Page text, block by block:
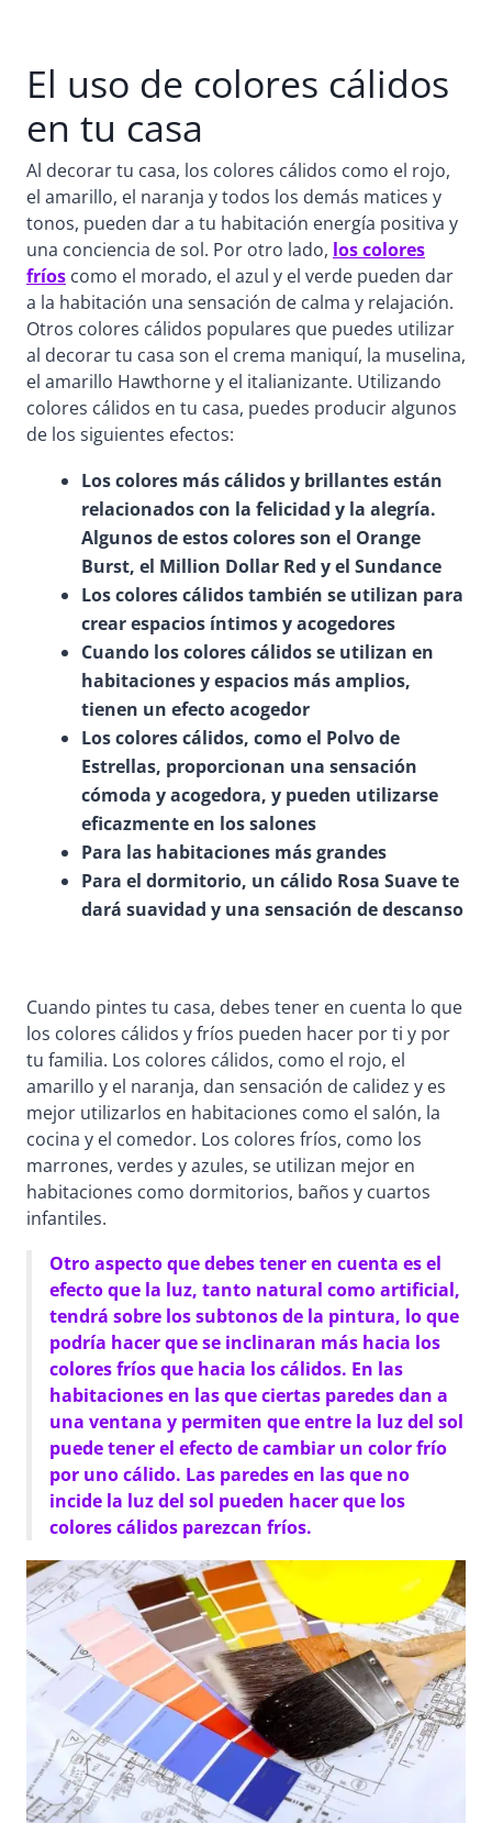
El uso de colores cálidos
en tu casa
Al decorar tu casa, los colores cálidos como el rojo,
el amarillo, el naranja y todos los demás matices y
tonos, pueden dar a tu habitación energía positiva y
una conciencia de sol. Por otro lado, los colores
fríos como el morado, el azul y el verde pueden dar
a la habitación una sensación de calma y relajación.
Otros colores cálidos populares que puedes utilizar
al decorar tu casa son el crema maniquí, la muselina,
el amarillo Hawthorne y el italianizante. Utilizando
colores cálidos en tu casa, puedes producir algunos
de los siguientes efectos:
Los colores más cálidos y brillantes están
relacionados con la felicidad y la alegría.
Algunos de estos colores son el Orange
Burst, el Million Dollar Red y el Sundance
Los colores cálidos también se utilizan para
crear espacios íntimos y acogedores
Cuando los colores cálidos se utilizan en
habitaciones y espacios más amplios,
tienen un efecto acogedor
Los colores cálidos, como el Polvo de
Estrellas, proporcionan una sensación
cómoda y acogedora, y pueden utilizarse
eficazmente en los salones
Para las habitaciones más grandes
Para el dormitorio, un cálido Rosa Suave te
dará suavidad y una sensación de descanso
Cuando pintes tu casa, debes tener en cuenta lo que
los colores cálidos y fríos pueden hacer por ti y por
tu familia. Los colores cálidos, como el rojo, el
amarillo y el naranja, dan sensación de calidez y es
mejor utilizarlos en habitaciones como el salón, la
cocina y el comedor. Los colores fríos, como los
marrones, verdes y azules, se utilizan mejor en
habitaciones como dormitorios, baños y cuartos
infantiles.
Otro aspecto que debes tener en cuenta es el
efecto que la luz, tanto natural como artificial,
tendrá sobre los subtonos de la pintura, lo que
podría hacer que se inclinaran más hacia los
colores fríos que hacia los cálidos. En las
habitaciones en las que ciertas paredes dan a
una ventana y permiten que entre la luz del sol
puede tener el efecto de cambiar un color frío
por uno cálido. Las paredes en las que no
incide la luz del sol pueden hacer que los
colores cálidos parezcan fríos.